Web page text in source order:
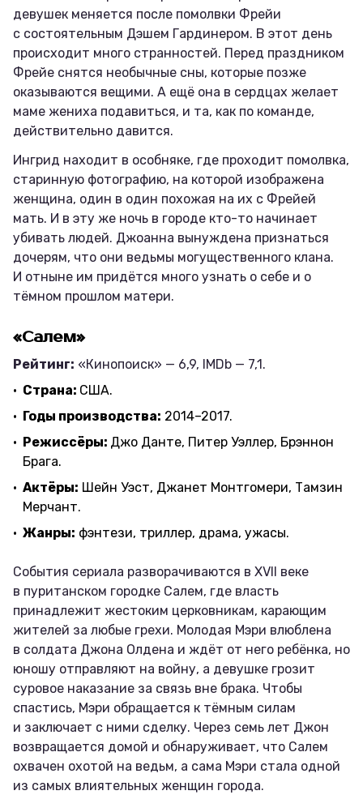
девушек меняется после помолвки Фрейи
с состоятельным Дэшем Гардинером. В этот день
происходит много странностей. Перед праздником
Фрейе снятся необычные сны, которые позже
оказываются вещими. А ещё она в сердцах желает
маме жениха подавиться, и та, как по команде,
действительно давится.
Ингрид находит в особняке, где проходит помолвка,
старинную фотографию, на которой изображена
женщина, один в один похожая на их с Фрейей
мать. И в эту же ночь в городе кто-то начинает
убивать людей. Джоанна вынуждена признаться
дочерям, что они ведьмы могущественного клана.
И отныне им придётся много узнать о себе и о
тёмном прошлом матери.
«Салем»
Рейтинг: «Кинопоиск» — 6,9, IMDb — 7,1.
Страна: США.
Годы производства: 2014–2017.
Режиссёры: Джо Данте, Питер Уэллер, Брэннон
Брага.
Актёры: Шейн Уэст, Джанет Монтгомери, Тамзин
Мерчант.
Жанры: фэнтези, триллер, драма, ужасы.
События сериала разворачиваются в XVII веке
в пуританском городке Салем, где власть
принадлежит жестоким церковникам, карающим
жителей за любые грехи. Молодая Мэри влюблена
в солдата Джона Олдена и ждёт от него ребёнка, но
юношу отправляют на войну, а девушке грозит
суровое наказание за связь вне брака. Чтобы
спастись, Мэри обращается к тёмным силам
и заключает с ними сделку. Через семь лет Джон
возвращается домой и обнаруживает, что Салем
охвачен охотой на ведьм, а сама Мэри стала одной
из самых влиятельных женщин города.